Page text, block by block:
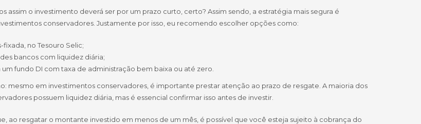
assim o investimento deverá ser por um prazo curto, certo? Assim sendo, a estratégia mais segura é
conservadores. Justamente por isso, eu recomendo escolher opções como:
fixada, no Tesouro Selic;
bancos com liquidez diária;
um fundo DI com taxa de administração bem baixa ou até zero.
mesmo em investimentos conservadores, é importante prestar atenção ao prazo de resgate. A maioria dos
possuem liquidez diária, mas é essencial confirmar isso antes de investir.
ao resgatar o montante investido em menos de um mês, é possível que você esteja sujeito à cobrança do